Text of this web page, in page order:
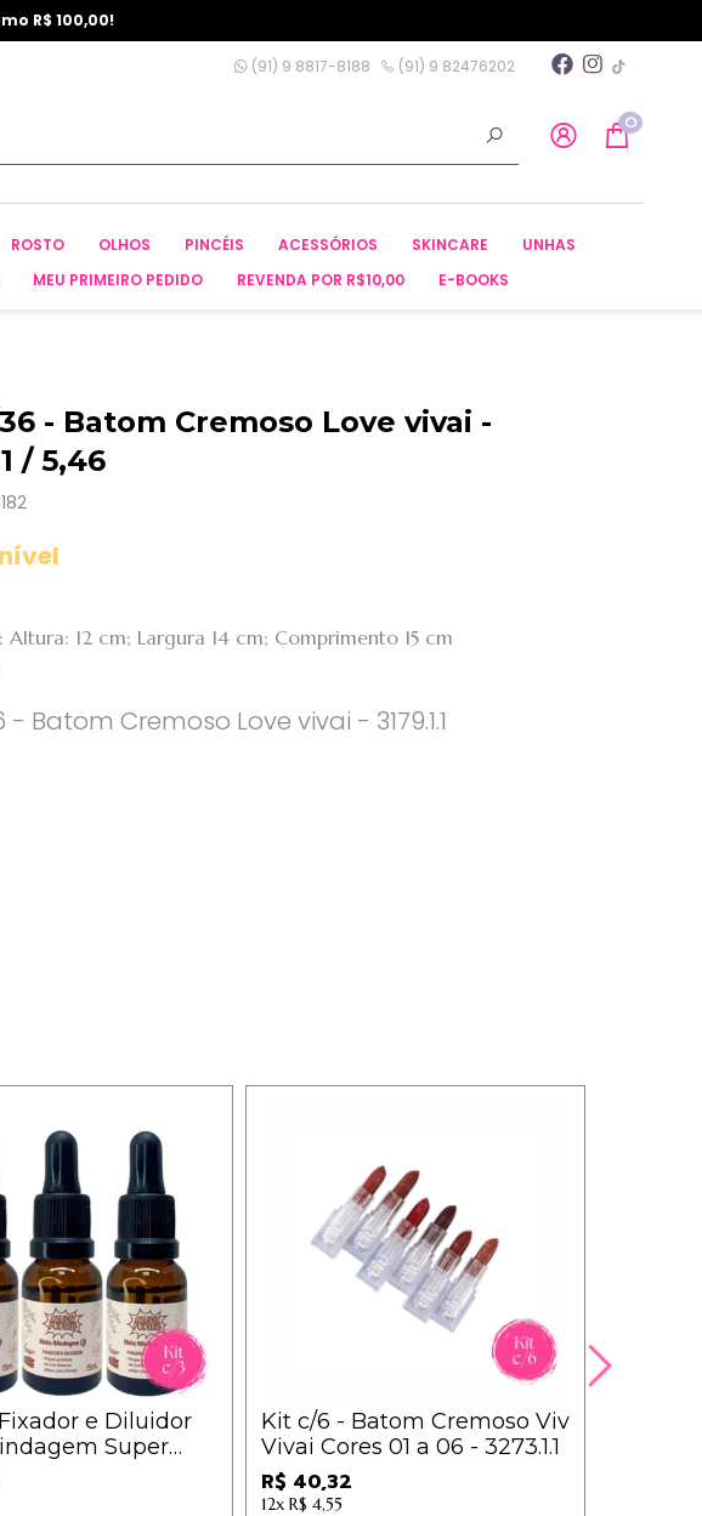
R$ 100,00!
(91) 9 8817-8188 (91) 9 82476202
0
ROSTO OLHOS PINCÉIS ACESSÓRIOS SKINCARE
UNHAS
MEU PRIMEIRO PEDIDO REVENDA POR R$10,00 E-BOOKS
- Batom Cremoso Love vivai -
/ 5,46
Altura: 12 cm; Largura 14 cm; Comprimento 15 cm
- Batom Cremoso Love vivai - 3179.1.1
e Diluidor
Super
FDEBSP01 / 9,56
Kit c/6 - Batom Cremoso Viv
Vivai Cores 01 a 06 - 3273.1.1
R$ 40,32
12x R$ 4,55